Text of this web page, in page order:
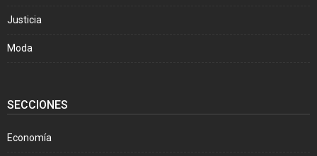
Justicia
Moda
SECCIONES
Economía